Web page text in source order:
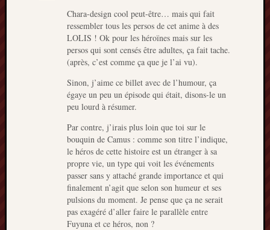
Chara-design cool peut-être… mais qui fait
ressembler tous les persos de cet anime à des
LOLIS ! Ok pour les héroïnes mais sur les
persos qui sont censés être adultes, ça fait tache.
(après, c’est comme ça que je l’ai vu).
Sinon, j’aime ce billet avec de l’humour, ça
égaye un peu un épisode qui était, disons-le un
peu lourd à résumer.
Par contre, j’irais plus loin que toi sur le
bouquin de Camus : comme son titre l’indique,
le héros de cette histoire est un étranger à sa
propre vie, un type qui voit les événements
passer sans y attaché grande importance et qui
finalement n’agit que selon son humeur et ses
pulsions du moment. Je pense que ça ne serait
pas exagéré d’aller faire le parallèle entre
Fuyuna et ce héros, non ?